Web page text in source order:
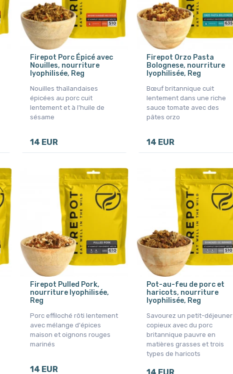
Firepot Porc Épicé avec
Nouilles, nourriture
lyophilisée, Reg
Nouilles thaïlandaises
épicées au porc cuit
lentement et à l'huile de
sésame
14 EUR
Firepot Orzo Pasta
Bolognese, nourriture
lyophilisée, Reg
Bœuf britannique cuit
lentement dans une riche
sauce tomate avec des
pâtes orzo
14 EUR
Firepot Pulled Pork,
nourriture lyophilisée,
Reg
Porc effiloché rôti lentement
avec mélange d'épices
maison et oignons rouges
marinés
14 EUR
Pot-au-feu de porc et
haricots, nourriture
lyophilisée, Reg
Savourez un petit-déjeuner
copieux avec du porc
britannique pauvre en
matières grasses et trois
types de haricots
14 EUR